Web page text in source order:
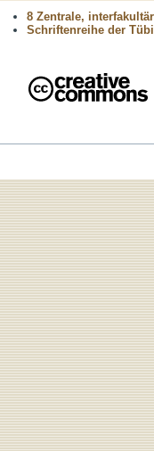
8 Zentrale,
Schriftenreihe der